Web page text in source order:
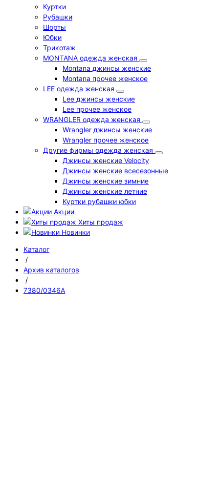
Куртки
Рубашки
Шорты
Юбки
Трикотаж
MONTANA одежда женская
Montana джинсы женские
Montana прочее женское
LEE одежда женская
Lee джинсы женские
Lee прочее женское
WRANGLER одежда женская
Wrangler джинсы женские
Wrangler прочее женское
Другие фирмы одежда женская
Джинсы женские Velocity
Джинсы женские всесезонные
Джинсы женские зимние
Джинсы женские летние
Куртки рубашки юбки
Акции
Хиты продаж
Новинки
Каталог
/
Архив каталогов
/
7380/0346A